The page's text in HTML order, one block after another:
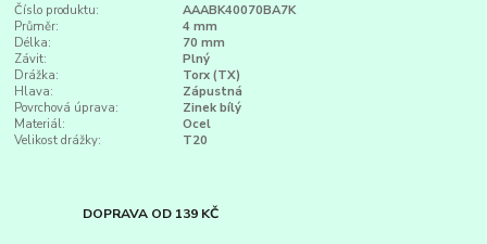
Číslo produktu:
AAABK40070BA7K
Průměr:
4 mm
Délka:
70 mm
Závit:
Plný
Drážka:
Torx (TX)
Hlava:
Zápustná
Povrchová úprava:
Zinek bílý
Materiál:
Ocel
Velikost drážky:
T20
DOPRAVA OD 139 KČ